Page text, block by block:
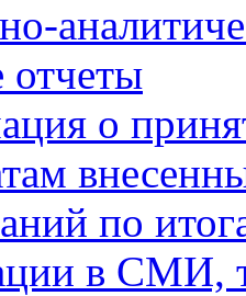
отчеты
о
по
в СМИ,